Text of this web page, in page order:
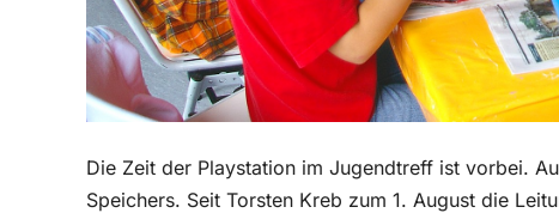
Die Zeit der Playstation im Jugendtreff ist vorbei.
Speichers. Seit Torsten Kreb zum 1. August die